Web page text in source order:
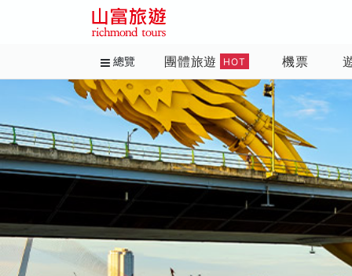
總覽 團體旅遊 HOT 機票